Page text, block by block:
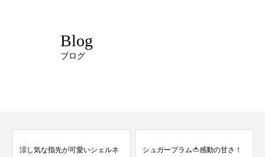
Blog
ブログ
涼し気な指先が可愛いシェルネ
シュガープラム🍅感動の甘さ！